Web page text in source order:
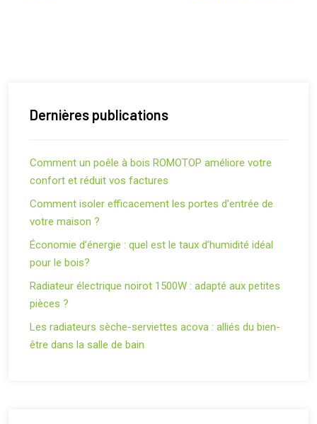
Dernières publications
Comment un poêle à bois ROMOTOP améliore votre
confort et réduit vos factures
Comment isoler efficacement les portes d’entrée de
votre maison ?
Économie d’énergie : quel est le taux d’humidité idéal
pour le bois?
Radiateur électrique noirot 1500W : adapté aux petites
pièces ?
Les radiateurs sèche-serviettes acova : alliés du bien-
être dans la salle de bain